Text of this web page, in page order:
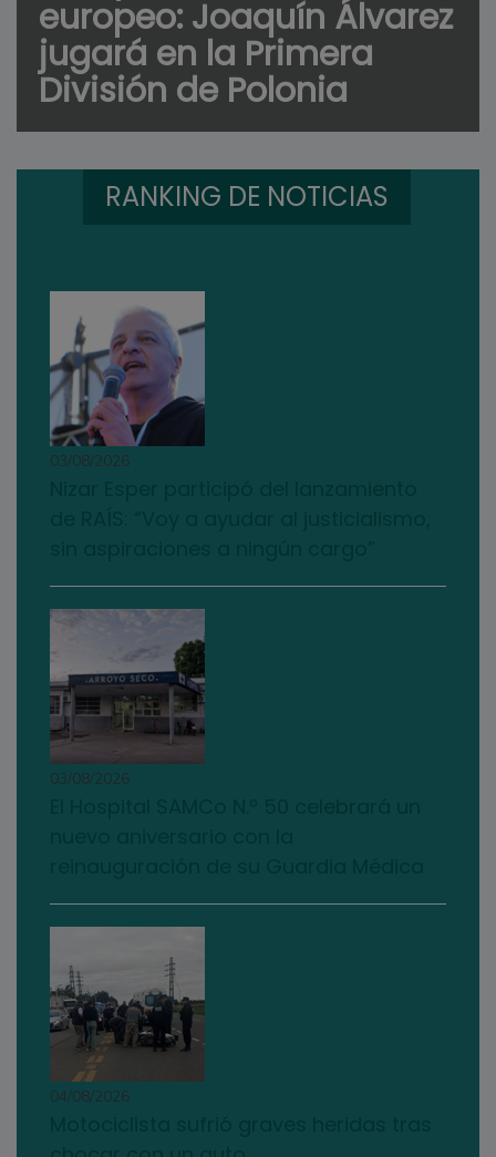
europeo: Joaquín Álvarez
jugará en la Primera
División de Polonia
RANKING DE NOTICIAS
03/08/2026
03/08/2026
04/08/2026